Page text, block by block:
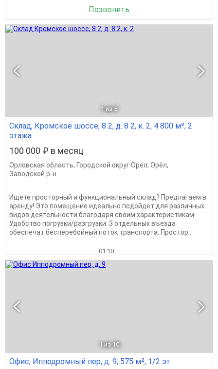
Позвонить
1 из 5
Склад, Кромское шоссе, 8 2, д. 8 2, к. 2, 4 800 м², 2
этажа
100 000 ₽ в месяц
Орловская область, Городской округ Орёл, Орёл,
Заводской р-н
Ищете просторный и функциональный склад? Предлагаем в
аренду! Это помещение идеально подойдет для различных
видов деятельности благодаря своим характеристикам:
Удобство погрузки/разгрузки: 3 отдельных въезда
обеспечат бесперебойный поток транспорта. Простор...
01.10
1 из 10
Офис, Ипподромный пер, д. 9, 575 м², 1/2 эт.